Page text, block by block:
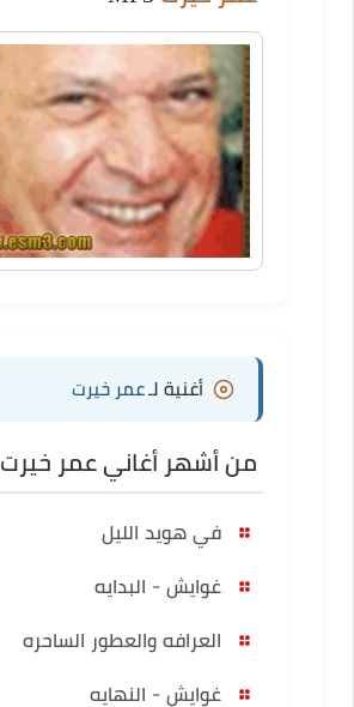
أغنية لـعمر خيرت
من أشهر أغاني عمر خيرت
في هويد الليل
غوايش - البدايه
العرافه والعطور الساحره
غوايش - النهايه